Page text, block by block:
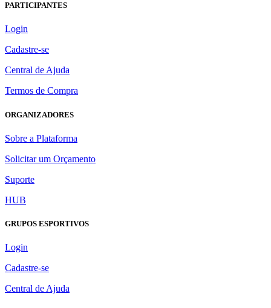
PARTICIPANTES
Login
Cadastre-se
Central de Ajuda
Termos de Compra
ORGANIZADORES
Sobre a Plataforma
Solicitar um Orçamento
Suporte
HUB
GRUPOS ESPORTIVOS
Login
Cadastre-se
Central de Ajuda